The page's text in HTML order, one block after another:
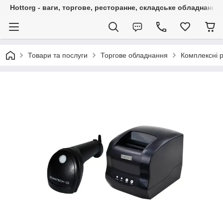
Hottorg - ваги, торгове, ресторанне, складське обладнання
Товари та послуги Торгове обладнання Комплексні